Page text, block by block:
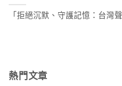
「拒絕沉默、守護記憶：台灣
熱門文章